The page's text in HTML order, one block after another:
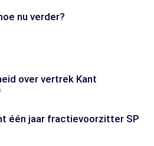
nu verder?
over vertrek Kant
één jaar fractievoorzitter SP